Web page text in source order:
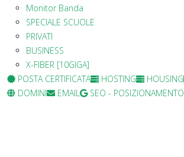
Monitor Banda
SPECIALE SCUOLE
PRIVATI
BUSINESS
X-FIBER [10GIGA]
POSTA CERTIFICATA HOSTING HOUSING
DOMINI
EMAIL SEO - POSIZIONAMENTO